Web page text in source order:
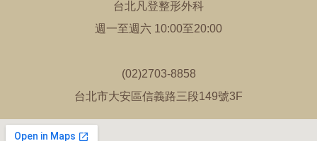
台北凡登整形外科
週一至週六 10:00至20:00
(02)2703-8858
台北市大安區信義路三段149號3F